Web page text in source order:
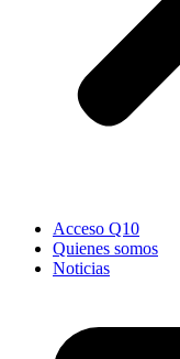
Acceso Q10
Quienes somos
Noticias